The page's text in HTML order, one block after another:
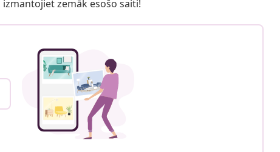
zemāk esošo saiti!